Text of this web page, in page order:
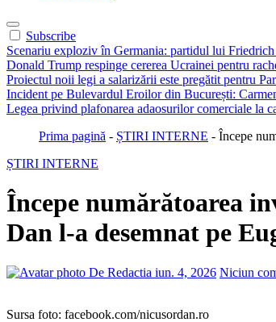
Subscribe
Scenariu exploziv în Germania: partidul lui
Donald Trump respinge cererea Ucrainei pentru
Proiectul noii legi a salarizării este pregătit pentru
Incident pe Bulevardul Eroilor din București:
Legea privind plafonarea adaosurilor comerciale la
Prima pagină - ȘTIRI INTERNE - Începe
ȘTIRI INTERNE
Începe numărătoarea
Dan l-a desemnat pe
De Redactia iun. 4, 2026 Niciun
Sursa foto: facebook.com/nicusordan.ro